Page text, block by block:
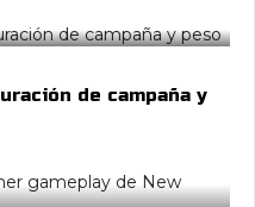
de campaña y